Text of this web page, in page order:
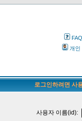
FAQ
개인
로그인하려면 사
사용자 이름(id):